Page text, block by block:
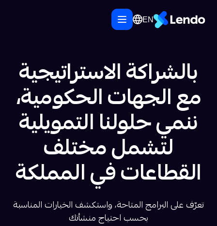
EN
بالشراكة الاستراتيجية
مع الجهات الحكومية،
ننمي حلولنا التمويلية
لتشمل مختلف
القطاعات في المملكة
تعرّف على البرامج المتاحة، واستكشف الخيارات المناسبة
بحسب احتياج منشأتك